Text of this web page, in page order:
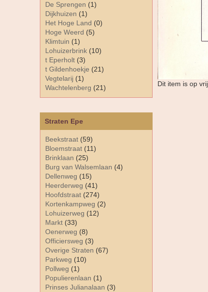
Straten Epe
Beekstraat (59)
Bloemstraat (11)
Brinklaan (25)
Burg van Walsemlaan (4)
Dellenweg (15)
Heerderweg (41)
Hoofdstraat (274)
Kortenkampweg (2)
Lohuizerweg (12)
Markt (33)
Oenerweg (8)
Officiersweg (3)
Overige Straten (67)
Parkweg (10)
Pollweg (1)
Populierenlaan (1)
Prinses Julianalaan (3)
De Sprengen (1)
Dijkhuizen (1)
Het Hoge Land (0)
Hoge Weerd (5)
Klimtuin (1)
Lohuizerbrink (10)
t Eperholt (3)
t Gildenhoekje (21)
Vegtelarij (1)
Wachtelenberg (21) Dit item is op